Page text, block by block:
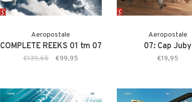
Aeropostale
COMPLETE REEKS 01 tm 07
€139,65 €99,95
Aeropostale
07: Cap Juby
€19,95